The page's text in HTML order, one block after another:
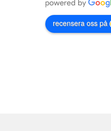
recensera oss på